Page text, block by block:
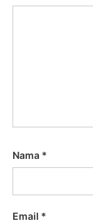
Nama *
Email *